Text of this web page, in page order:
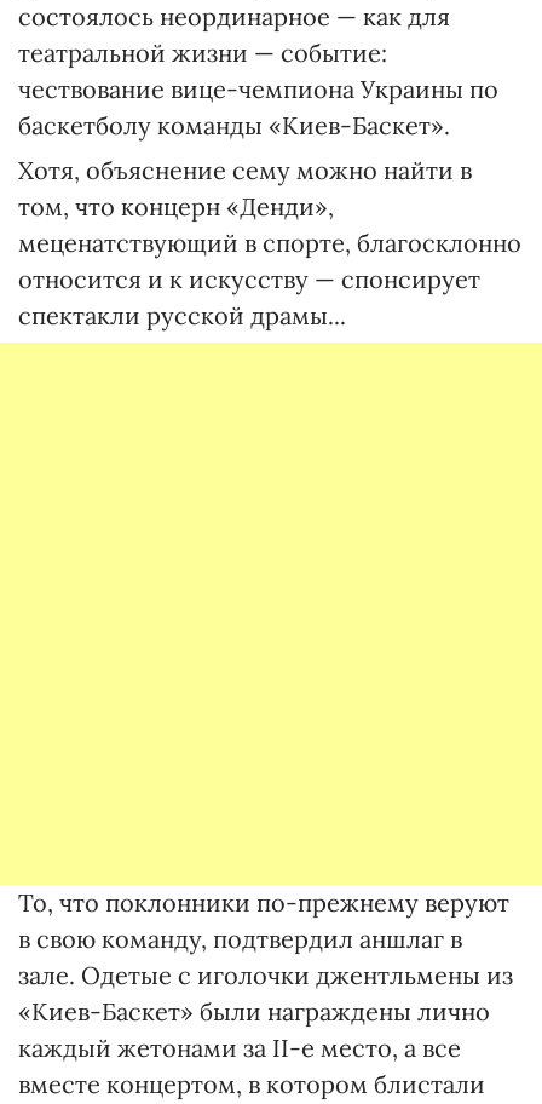
состоялось неординарное — как для
театральной жизни — событие:
чествование вице-чемпиона Украины по
баскетболу команды «Киев-Баскет».
Хотя, объяснение сему можно найти в
том, что концерн «Денди»,
меценатствующий в спорте, благосклонно
относится и к искусству — спонсирует
спектакли русской драмы...
То, что поклонники по-прежнему веруют
в свою команду, подтвердил аншлаг в
зале. Одетые с иголочки джентльмены из
«Киев-Баскет» были награждены лично
каждый жетонами за II-е место, а все
вместе концертом, в котором блистали